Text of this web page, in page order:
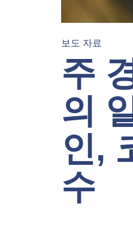
보도 자료
주
의
인,
수